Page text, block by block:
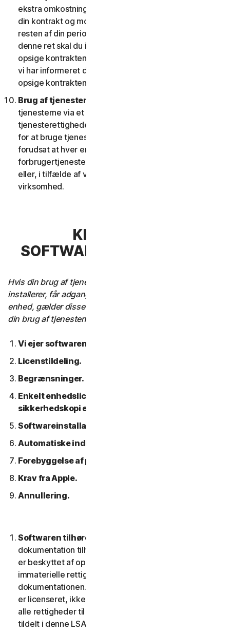
ekstra omkostninger; eller (ii) giver dig ret til at opsige
din kontrakt og modtage en pro rata refusion for
resten af din periode med tjenesten. For at udøve
denne ret skal du informere os om dit ønske om at
opsige kontrakten inden for fjorten (14) dage efter, at
vi har informeret dig om ændringen og din ret til at
opsige kontrakten.
Brug af tjenester over et netværk.
tjenesterne via et netværk, forudsat at dine
tjenesterettigheder giver dig adgang til eller mulighed
for at bruge tjenesterne på mere end én enhed, og
forudsat at hver enhed, der tilgår eller bruger
forbrugertjenesterne, tilhører en enkelt husstand
eller, i tilfælde af virksomhedstjenester, en enkelt
virksomhed.
KLAUSUL 3 –
SOFTWARELICENSVILKÅR
Hvis din brug af tjenesten kræver, at du downloader,
installerer, får adgang til eller bruger software på en
enhed, gælder disse softwarelicensbetingelser også for
din brug af tjenesten.
Vi ejer softwaren.
Licenstildeling.
Begrænsninger.
Enkelt enhedslicens; Kun en arkiv- eller
sikkerhedskopi er tilladt.
Softwareinstallation.
Automatiske indholdsopdateringer.
Forebyggelse af piratkopiering af software.
Krav fra Apple.
Annullering.
Softwaren tilhører os.
dokumentation tilhører os eller vores licensgivere og
er beskyttet af ophavsretlove. Dette inkluderer alle
immaterielle rettigheder i og til softwaren og
dokumentationen. Al software, som vi leverer til dig,
er licenseret, ikke solgt til dig, og vi forbeholder os
alle rettigheder til softwaren, der ikke udtrykkeligt er
tildelt i denne LSA.